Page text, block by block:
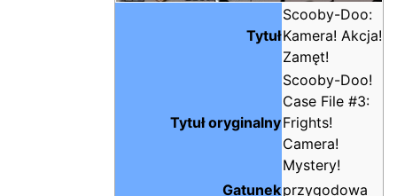
Tytuł
Scooby-Doo:
Kamera! Akcja!
Zamęt!
Tytuł oryginalny
Scooby-Doo!
Case File #3:
Frights!
Camera!
Mystery!
Gatunekprzygodowa